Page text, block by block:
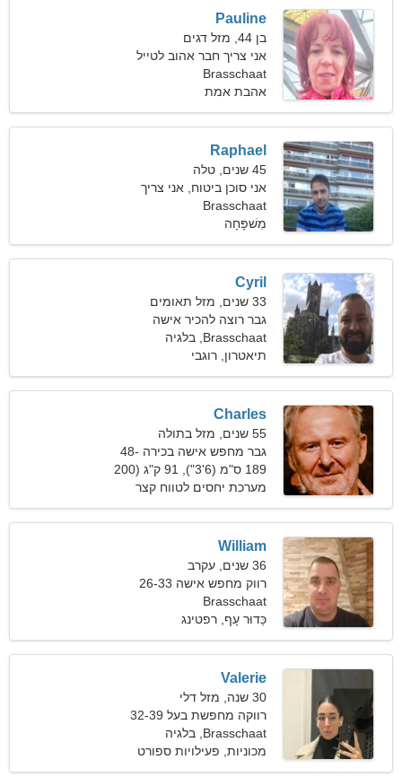
Pauline
בן 44, מזל דגים
אני צריך חבר אהוב לטייל
Brasschaat
אהבת אמת
Raphael
45 שנים, טלה
אני סוכן ביטוח, אני צריך
אישה מקסימה
Brasschaat
מִשׁפָּחָה
Cyril
33 שנים, מזל תאומים
גבר רוצה להכיר אישה
Brasschaat, בלגיה
תיאטרון, רוגבי
Charles
55 שנים, מזל בתולה
גבר מחפש אישה בכירה 48-
51
189 ס"מ (6'3"), 91 ק"ג (200
פאונד)
מערכת יחסים לטווח קצר
William
36 שנים, עקרב
רווק מחפש אישה 26-33
Brasschaat
כַּדוּר עָף, רפטינג
Valerie
30 שנה, מזל דלי
רווקה מחפשת בעל 32-39
Brasschaat, בלגיה
מכוניות, פעילויות ספורט